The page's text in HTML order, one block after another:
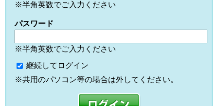
※半角英数でご入力ください
パスワード
※半角英数でご入力ください
継続してログイン
※共用のパソコン等の場合は外してください。